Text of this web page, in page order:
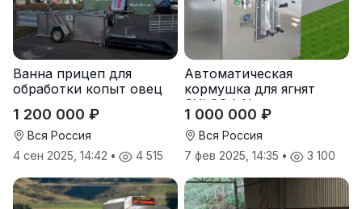
Ванна прицеп для
обработки копыт овец
1 200 000 ₽
Вся Россия
4 сен 2025, 14:42 • 4 515
Автоматическая
кормушка для ягнят
SYLCO I-Nurs
1 000 000 ₽
Вся Россия
7 фев 2025, 14:35 • 3 100